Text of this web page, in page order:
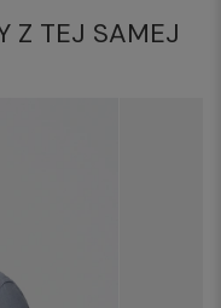
Z TEJ SAMEJ